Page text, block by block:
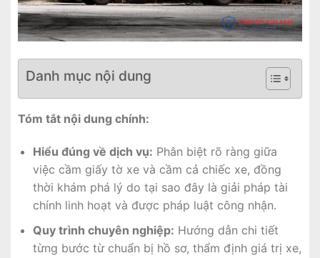
Danh mục nội dung
Tóm tắt nội dung chính:
Hiểu đúng về dịch vụ: Phân biệt rõ ràng giữa
việc cầm giấy tờ xe và cầm cả chiếc xe, đồng
thời khám phá lý do tại sao đây là giải pháp tài
chính linh hoạt và được pháp luật công nhận.
Quy trình chuyên nghiệp: Hướng dẫn chi tiết
từng bước từ chuẩn bị hồ sơ, thẩm định giá trị xe,